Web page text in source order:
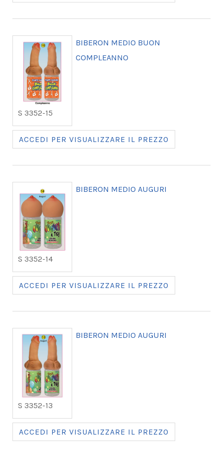
S 3352-15
BIBERON MEDIO BUON
COMPLEANNO
ACCEDI PER VISUALIZZARE IL PREZZO
S 3352-14
BIBERON MEDIO AUGURI
ACCEDI PER VISUALIZZARE IL PREZZO
S 3352-13
BIBERON MEDIO AUGURI
ACCEDI PER VISUALIZZARE IL PREZZO